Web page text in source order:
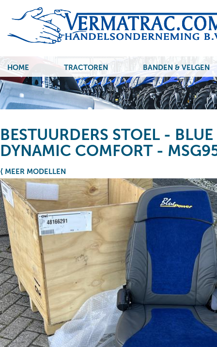
HOME TRACTOREN BANDEN & VELGEN
BESTUURDERS STOEL -
DYNAMIC COMFORT -
⟨ MEER MODELLEN